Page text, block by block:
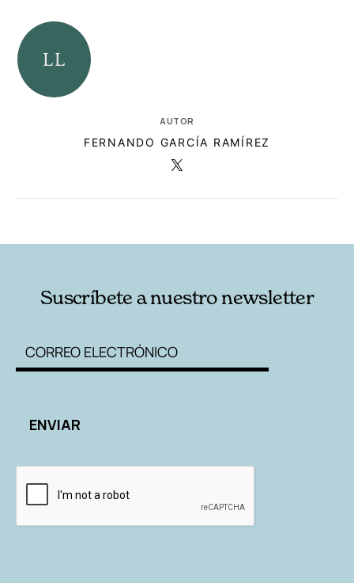
AUTOR
FERNANDO GARCÍA RAMÍREZ
Suscríbete a nuestro newsletter